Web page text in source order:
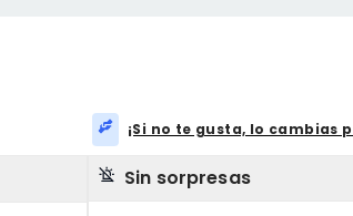
¡Si no te gusta, lo cambias
Sin sorpresas